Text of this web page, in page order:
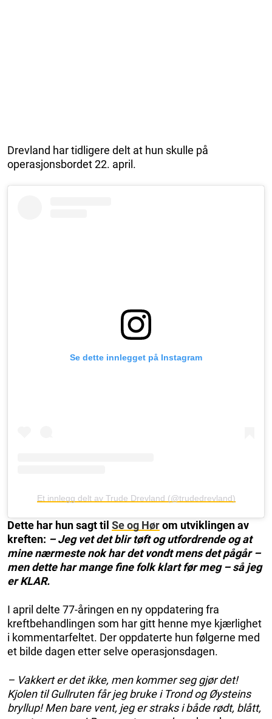
Drevland har tidligere delt at hun skulle på
operasjonsbordet 22. april.
Se dette innlegget på Instagram
Et innlegg delt av Trude Drevland (@trudedrevland)
Dette har hun sagt til Se og Hørom utviklingen av
kreften: – Jeg vet det blir tøft og utfordrende og at
mine nærmeste nok har det vondt mens det pågår –
men dette har mange fine folk klart før meg – så jeg
er KLAR.
I april delte 77-åringen en ny oppdatering fra
kreftbehandlingen som har gitt henne mye kjærlighet
i kommentarfeltet. Der oppdaterte hun følgerne med
et bilde dagen etter selve operasjonsdagen.
– Vakkert er det ikke, men kommer seg gjør det!
Kjolen til Gullruten får jeg bruke i Trond og Øysteins
bryllup! Men bare vent, jeg er straks i både rødt, blått,